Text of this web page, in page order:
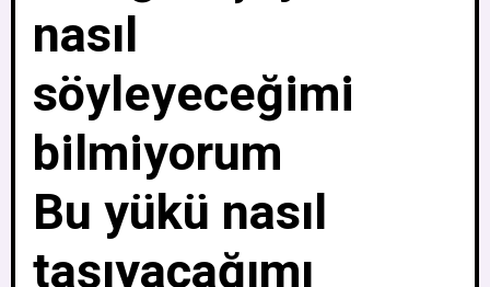
nasıl
söyleyeceğimi
bilmiyorum
Bu yükü nasıl